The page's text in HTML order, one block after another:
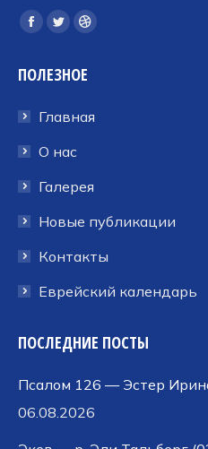
Ищите нас:
Страница
открывается
новом
окне
Страница
открывается
новом
окне
Страница
открывается
новом
ПОЛЕЗНОЕ
Главная
О нас
Галерея
Новые публикации
Контакты
Еврейский календарь
ПОСЛЕДНИЕ ПОСТЫ
Псалом 126 — Эстер
06.08.2026